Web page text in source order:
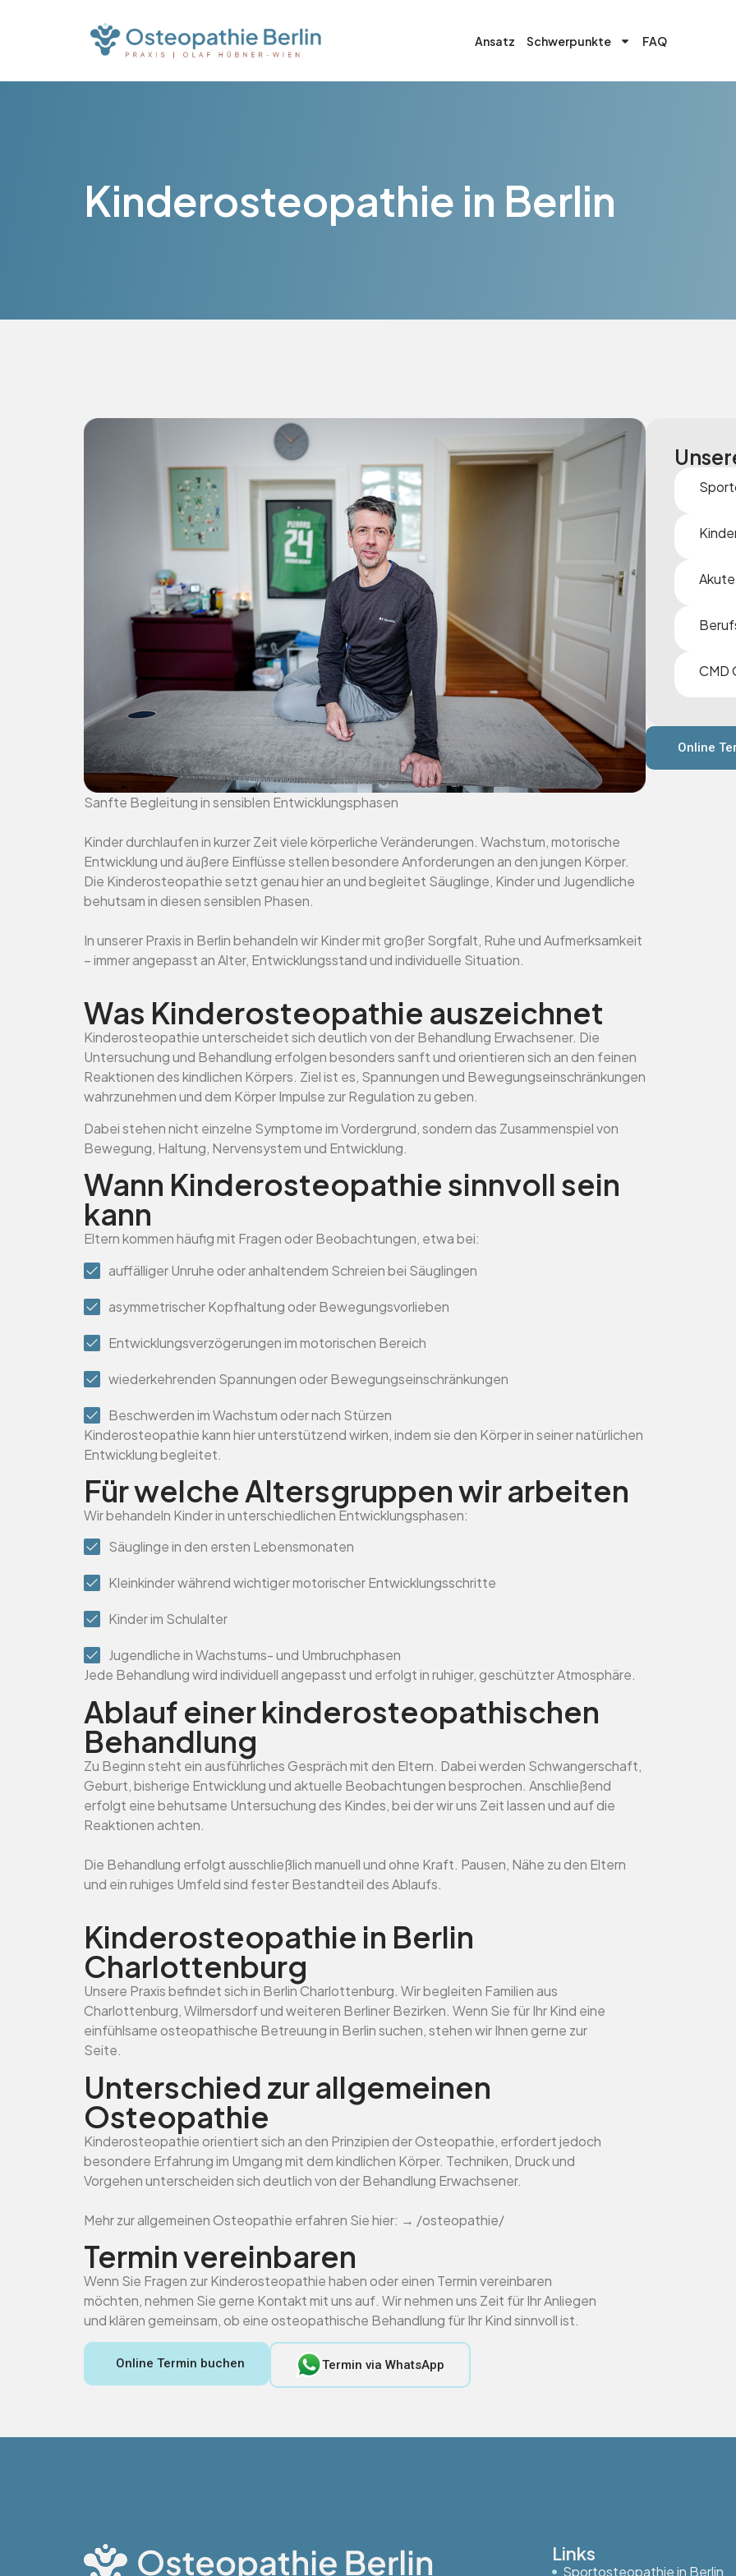
Ansatz Schwerpunkte FAQ
Kinderosteopathie in Berlin
Sanfte Begleitung in sensiblen Entwicklungsphasen
Kinder durchlaufen in kurzer Zeit viele körperliche Veränderungen. Wachstum, motorische
Entwicklung und äußere Einflüsse stellen besondere Anforderungen an den jungen Körper.
Die Kinderosteopathie setzt genau hier an und begleitet Säuglinge, Kinder und Jugendliche
behutsam in diesen sensiblen Phasen.
In unserer Praxis in Berlin behandeln wir Kinder mit großer Sorgfalt, Ruhe und Aufmerksamkeit
– immer angepasst an Alter, Entwicklungsstand und individuelle Situation.
CMD
Online
Was Kinderosteopathie auszeichnet
Kinderosteopathie unterscheidet sich deutlich von der Behandlung Erwachsener. Die
Untersuchung und Behandlung erfolgen besonders sanft und orientieren sich an den feinen
Reaktionen des kindlichen Körpers. Ziel ist es, Spannungen und Bewegungseinschränkungen
wahrzunehmen und dem Körper Impulse zur Regulation zu geben.
Dabei stehen nicht einzelne Symptome im Vordergrund, sondern das Zusammenspiel von
Bewegung, Haltung, Nervensystem und Entwicklung.
Wann Kinderosteopathie sinnvoll sein
kann
Eltern kommen häufig mit Fragen oder Beobachtungen, etwa bei:
auffälliger Unruhe oder anhaltendem Schreien bei Säuglingen
asymmetrischer Kopfhaltung oder Bewegungsvorlieben
Entwicklungsverzögerungen im motorischen Bereich
wiederkehrenden Spannungen oder Bewegungseinschränkungen
Beschwerden im Wachstum oder nach Stürzen
Kinderosteopathie kann hier unterstützend wirken, indem sie den Körper in seiner natürlichen
Entwicklung begleitet.
Für welche Altersgruppen wir arbeiten
Wir behandeln Kinder in unterschiedlichen Entwicklungsphasen:
Säuglinge in den ersten Lebensmonaten
Kleinkinder während wichtiger motorischer Entwicklungsschritte
Kinder im Schulalter
Jugendliche in Wachstums- und Umbruchphasen
Jede Behandlung wird individuell angepasst und erfolgt in ruhiger, geschützter Atmosphäre.
Ablauf einer kinderosteopathischen
Behandlung
Zu Beginn steht ein ausführliches Gespräch mit den Eltern. Dabei werden Schwangerschaft,
Geburt, bisherige Entwicklung und aktuelle Beobachtungen besprochen. Anschließend
erfolgt eine behutsame Untersuchung des Kindes, bei der wir uns Zeit lassen und auf die
Reaktionen achten.
Die Behandlung erfolgt ausschließlich manuell und ohne Kraft. Pausen, Nähe zu den Eltern
und ein ruhiges Umfeld sind fester Bestandteil des Ablaufs.
Kinderosteopathie in Berlin
Charlottenburg
Unsere Praxis befindet sich in Berlin Charlottenburg. Wir begleiten Familien aus
Charlottenburg, Wilmersdorf und weiteren Berliner Bezirken. Wenn Sie für Ihr Kind eine
einfühlsame osteopathische Betreuung in Berlin suchen, stehen wir Ihnen gerne zur
Seite.
Unterschied zur allgemeinen
Osteopathie
Kinderosteopathie orientiert sich an den Prinzipien der Osteopathie, erfordert jedoch
besondere Erfahrung im Umgang mit dem kindlichen Körper. Techniken, Druck und
Vorgehen unterscheiden sich deutlich von der Behandlung Erwachsener.
Mehr zur allgemeinen Osteopathie erfahren Sie hier: → /osteopathie/
Termin vereinbaren
Wenn Sie Fragen zur Kinderosteopathie haben oder einen Termin vereinbaren
möchten, nehmen Sie gerne Kontakt mit uns auf. Wir nehmen uns Zeit für Ihr Anliegen
und klären gemeinsam, ob eine osteopathische Behandlung für Ihr Kind sinnvoll ist.
Online Termin buchen Termin via WhatsApp
Links
Sportosteopathie in Berlin